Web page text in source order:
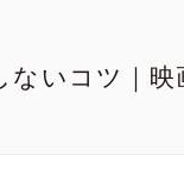
ないコツ｜